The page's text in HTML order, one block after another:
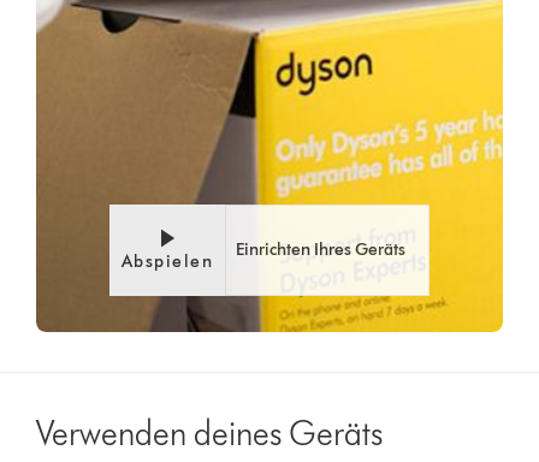
Abspielen
Einrichten Ihres Geräts
Verwenden deines Geräts